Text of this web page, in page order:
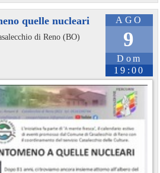
AGO
9
Dom
19:00
quelle nucleari
di Reno (BO)